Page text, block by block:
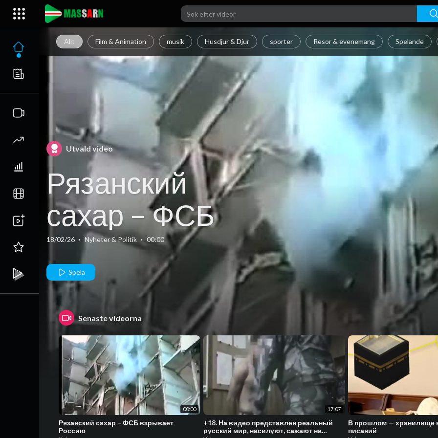
Allt Film & Animation musik Husdjur & Djur sporter Resor & evenemang Spelande
Utvald video
Рязанский
сахар – ФСБ
взрывает
Россию
18/02/26 · Nyheter & Politik · 00:00
Spela
Senaste videorna
00:00
Рязанский сахар – ФСБ взрывает
Россию
17:07
+18. На видео представлен реальный
русский мир, насилуют, сажают на
В прошлом — хранилище
писаний